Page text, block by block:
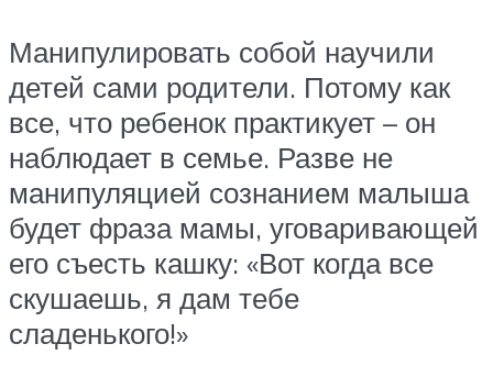
Манипулировать собой научили
детей сами родители. Потому как
все, что ребенок практикует – он
наблюдает в семье. Разве не
манипуляцией сознанием малыша
будет фраза мамы, уговаривающей
его съесть кашку: «Вот когда все
скушаешь, я дам тебе
сладенького!»